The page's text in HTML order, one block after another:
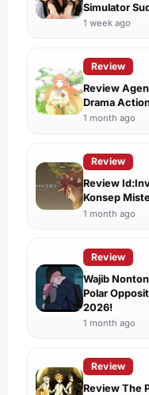
Simulator
1 week ago
Review
Review
Drama
1 month ago
Review
Review
Konsep
1 month ago
Review
Wajib
Polar
2026!
1 month ago
Review
Review The